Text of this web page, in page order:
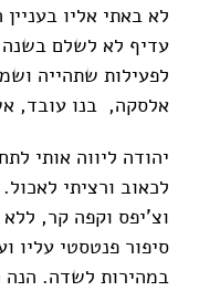
לא באתי אליו
עדיף לא לשלם
לפעילות שתהייה
אלסקה, בנו עובד,
יהודה ליווה אותי
לכאוב ורציתי
וצ'יפס וקפה קר,
סיפור פנטסטי עליו
במהירות לשדה. הנה